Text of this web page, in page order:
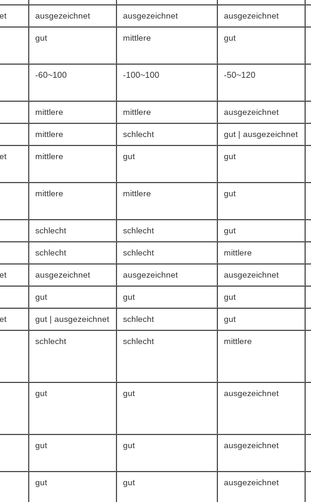
ausgezeichnet ausgezeichnet ausgezeichnet
gut mittlere gut
-60~100 -100~100 -50~120
mittlere mittlere ausgezeichnet
mittlere schlecht gut | ausgezeichnet
mittlere gut gut
mittlere mittlere gut
schlecht schlecht gut
schlecht schlecht mittlere
ausgezeichnet ausgezeichnet ausgezeichnet
gut gut gut
gut | ausgezeichnet schlecht gut
schlecht schlecht mittlere
gut gut ausgezeichnet
gut gut ausgezeichnet
gut gut ausgezeichnet